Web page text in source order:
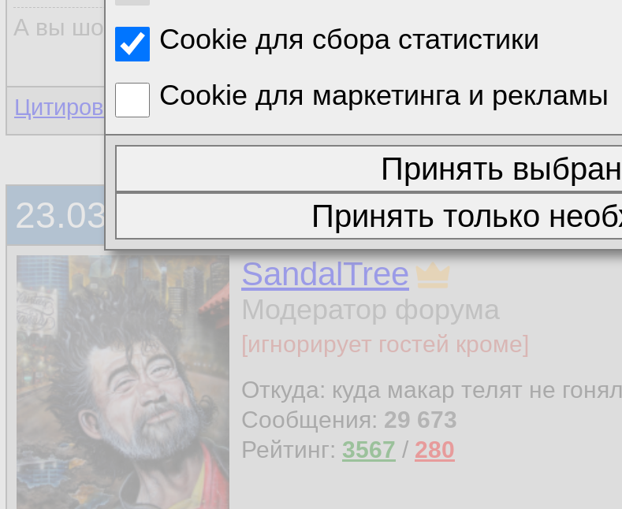
А вы шо думали, всё так просто?
Цитировать для копирования | Ответы
23.03.2021, 23:47
SandalTree
Модератор форума
[игнорирует гостей кроме]
Откуда: куда макар телят не гонял
Сообщения: 29 673
Рейтинг: 3567 / 280
Cookie для сбора статистики
Cookie для маркетинга и рекламы